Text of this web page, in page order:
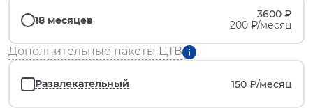
18 месяцев
3600 ₽
200 ₽/месяц
Дополнительные пакеты ЦТВ
Развлекательный 150 ₽/месяц